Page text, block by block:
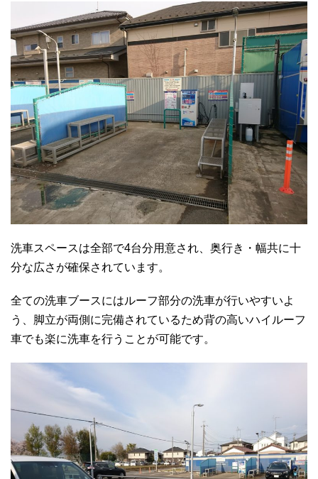
洗車スペースは全部で4台分用意され、奥行き・幅共に十
分な広さが確保されています。
全ての洗車ブースにはルーフ部分の洗車が行いやすいよ
う、脚立が両側に完備されているため背の高いハイルーフ
車でも楽に洗車を行うことが可能です。